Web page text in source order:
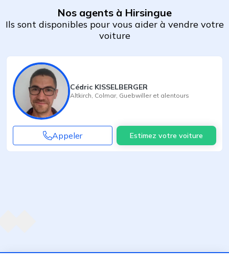
Nos agents à Hirsingue
Ils sont disponibles pour vous aider à vendre votre
voiture
Cédric KISSELBERGER
Altkirch Colmar, Guebwilleret alentours
Appeler Estimez votre voiture